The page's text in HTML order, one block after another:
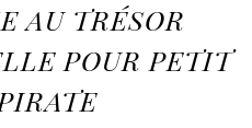
AU TRÉSOR
POUR PETIT